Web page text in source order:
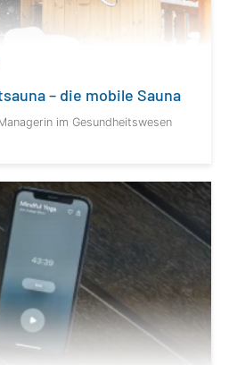
– die mobile Sauna
im Gesundheitswesen